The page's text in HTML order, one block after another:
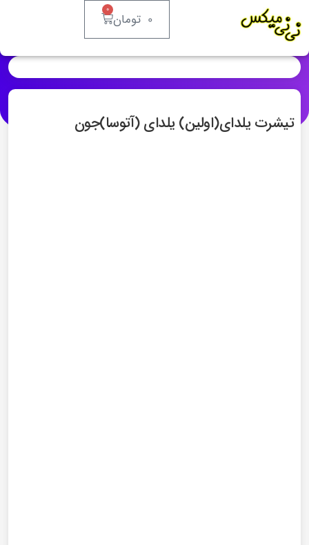
0 تومان 0
تیشرت یلدای(اولین) یلدای (آتوسا)جون